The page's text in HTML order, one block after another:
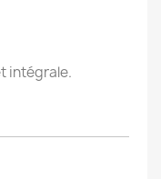
intégrale.